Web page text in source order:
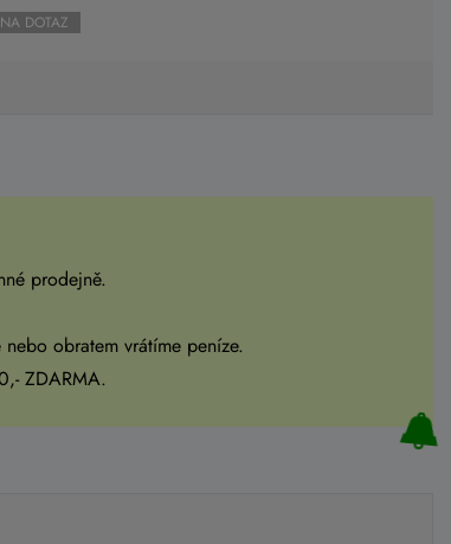
DOTAZ
prodejně.
obratem vrátíme peníze.
ZDARMA.